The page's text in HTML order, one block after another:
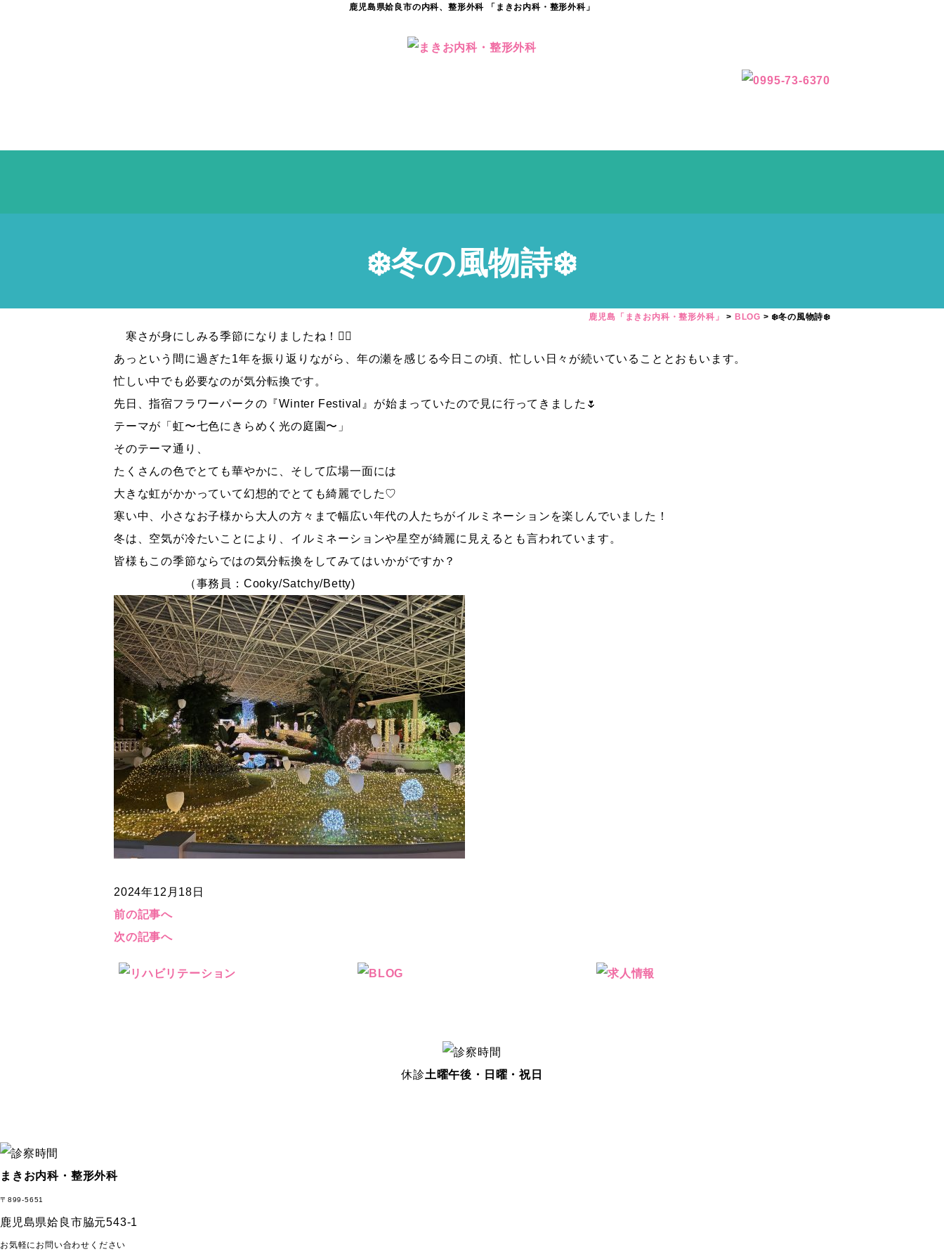
鹿児島県姶良市の内科、整形外科 「まきお内科・整形外科」
❄️冬の風物詩❄️
鹿児島「まきお内科・整形外科」 > BLOG > ❄️冬の風物詩❄️
寒さが身にしみる季節になりましたね！😶‍🌫️
あっという間に過ぎた1年を振り返りながら、年の瀬を感じる今日この頃、忙しい日々が続いていることとおもいます。
忙しい中でも必要なのが気分転換です。
先日、指宿フラワーパークの『Winter Festival』が始まっていたので見に行ってきました🌷
テーマが「虹〜七色にきらめく光の庭園〜」
そのテーマ通り、
たくさんの色でとても華やかに、そして広場一面には
大きな虹がかかっていて幻想的でとても綺麗でした♡
寒い中、小さなお子様から大人の方々まで幅広い年代の人たちがイルミネーションを楽しんでいました！
冬は、空気が冷たいことにより、イルミネーションや星空が綺麗に見えるとも言われています。
皆様もこの季節ならではの気分転換をしてみてはいかがですか？
（事務員：Cooky/Satchy/Betty)
2024年12月18日
前の記事へ
次の記事へ
休診土曜午後・日曜・祝日
まきお内科・整形外科
〒899-5651
鹿児島県姶良市脇元543-1
お気軽にお問い合わせください